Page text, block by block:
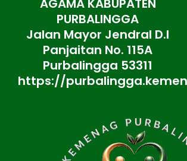
AGAMA KABUPATEN
PURBALINGGA
Jalan Mayor Jendral D.I
Panjaitan No. 115A
Purbalingga 53311
https://